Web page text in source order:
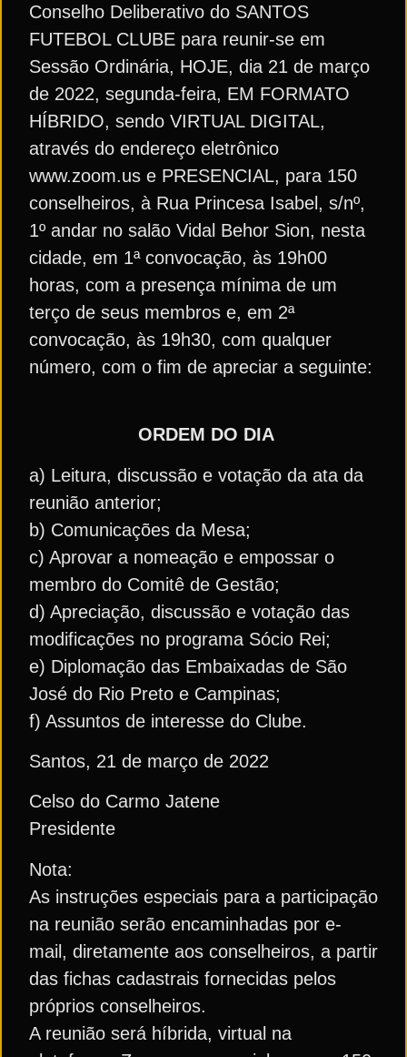
Conselho Deliberativo do SANTOS
FUTEBOL CLUBE para reunir-se em
Sessão Ordinária, HOJE, dia 21 de março
de 2022, segunda-feira, EM FORMATO
HÍBRIDO, sendo VIRTUAL DIGITAL,
através do endereço eletrônico
www.zoom.us e PRESENCIAL, para 150
conselheiros, à Rua Princesa Isabel, s/nº,
1º andar no salão Vidal Behor Sion, nesta
cidade, em 1ª convocação, às 19h00
horas, com a presença mínima de um
terço de seus membros e, em 2ª
convocação, às 19h30, com qualquer
número, com o fim de apreciar a seguinte:
ORDEM DO DIA
a) Leitura, discussão e votação da ata da
reunião anterior;
b) Comunicações da Mesa;
c) Aprovar a nomeação e empossar o
membro do Comitê de Gestão;
d) Apreciação, discussão e votação das
modificações no programa Sócio Rei;
e) Diplomação das Embaixadas de São
José do Rio Preto e Campinas;
f) Assuntos de interesse do Clube.
Santos, 21 de março de 2022
Celso do Carmo Jatene
Presidente
Nota:
As instruções especiais para a participação
na reunião serão encaminhadas por e-
mail, diretamente aos conselheiros, a partir
das fichas cadastrais fornecidas pelos
próprios conselheiros.
A reunião será híbrida, virtual na